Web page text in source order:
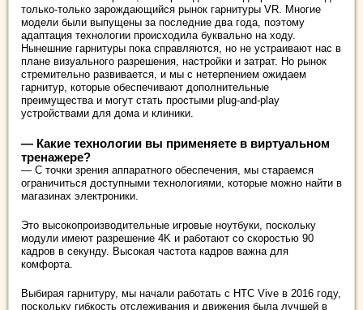
только-только зарождающийся рынок гарнитуры VR. Многие
модели были выпущены за последние два года, поэтому
адаптация технологии происходила буквально на ходу.
Нынешние гарнитуры пока справляются, но не устраивают нас в
плане визуального разрешения, настройки и затрат. Но рынок
стремительно развивается, и мы с нетерпением ожидаем
гарнитур, которые обеспечивают дополнительные
преимущества и могут стать простыми plug-and-play
устройствами для дома и клиники.
— Какие технологии вы применяете в виртуальном
тренажере?
— С точки зрения аппаратного обеспечения, мы стараемся
ограничиться доступными технологиями, которые можно найти в
магазинах электроники.
Это высокопроизводительные игровые ноутбуки, поскольку
модули имеют разрешение 4K и работают со скоростью 90
кадров в секунду. Высокая частота кадров важна для
комфорта.
Выбирая гарнитуру, мы начали работать с HTC Vive в 2016 году,
поскольку гибкость отслеживания и движения была лучшей в